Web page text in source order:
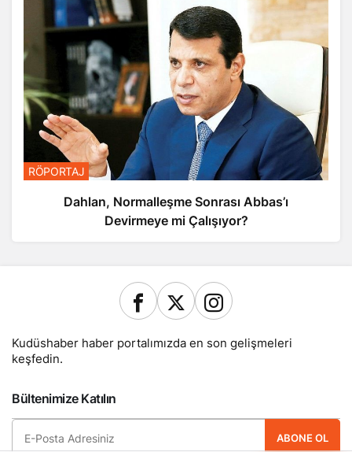
RÖPORTAJ
Dahlan, Normalleşme Sonrası Abbas’ı
Devirmeye mi Çalışıyor?
Kudüshaber haber portalımızda en son gelişmeleri
keşfedin.
Bültenimize Katılın
ABONE OL